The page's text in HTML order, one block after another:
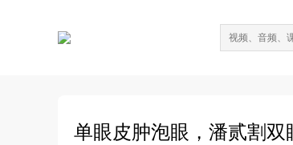
单眼皮肿泡眼，潘贰割